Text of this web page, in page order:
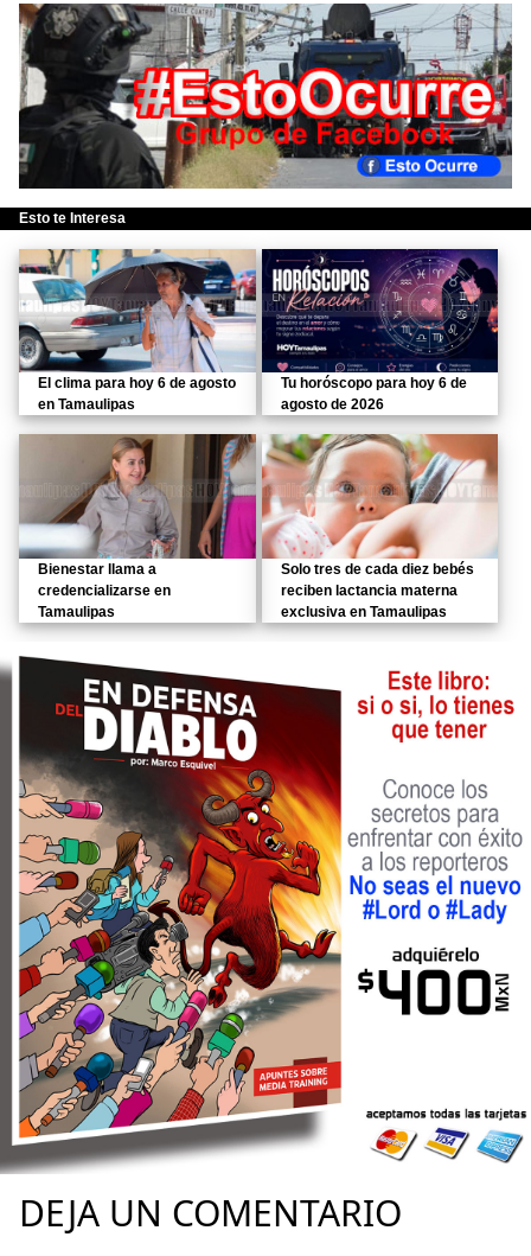
Esto te Interesa
El clima para hoy 6 de agosto
en Tamaulipas
Tu horóscopo para hoy 6 de
agosto de 2026
Bienestar llama a
credencializarse en
Tamaulipas
Solo tres de cada diez bebés
reciben lactancia materna
exclusiva en Tamaulipas
DEJA UN COMENTARIO